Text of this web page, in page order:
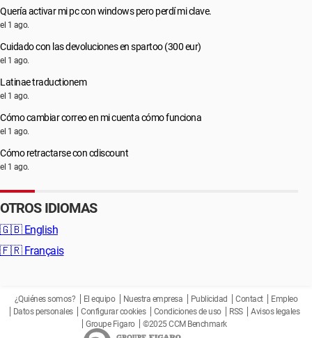
Quería activar mi pc con windows pero perdí mi clave.
el 1 ago.
Cuidado con las devoluciones en spartoo (300 eur)
el 1 ago.
Latinae traductionem
el 1 ago.
Cómo cambiar correo en mi cuenta cómo funciona
el 1 ago.
Cómo retractarse con cdiscount
el 1 ago.
OTROS IDIOMAS
🇬🇧 English
🇫🇷 Français
¿Quiénes somos? El equipo Nuestra empresa Publicidad Contact
Empleo
Datos personales
Configurar cookies Condiciones de uso RSS
Avisos legales
Groupe Figaro
©2025 CCM Benchmark